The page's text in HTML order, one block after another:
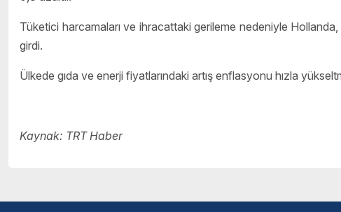
Tüketici harcamaları ve ihracattaki gerileme nedeniyle Hollanda,
girdi.
Ülkede gıda ve enerji fiyatlarındaki artış enflasyonu hızla
Kaynak: TRT Haber